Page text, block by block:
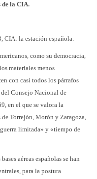
de la CIA.
CIA: la estación española.
como su democracia,
materiales menos
con casi todos los párrafos
Consejo Nacional de
en el que se valora la
de Torrejón, Morón y Zaragoza,
limitada» y «tiempo de
aéreas españolas se han
para la postura